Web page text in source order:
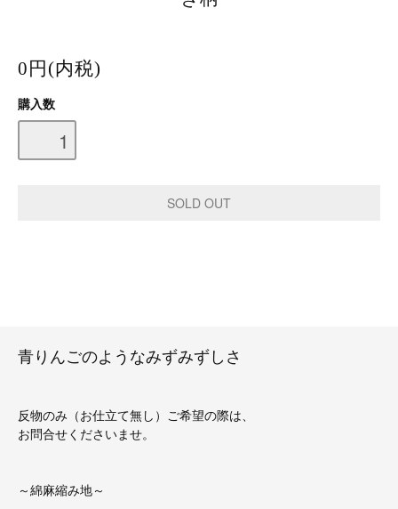
0円(内税)
購入数
青りんごのようなみずみずしさ
反物のみ（お仕立て無し）ご希望の際は、
お問合せくださいませ。
～綿麻縮み地～